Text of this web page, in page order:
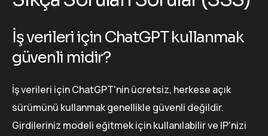
İş verileri için ChatGPT kullanmak
güvenli midir?
İş verileri için ChatGPT'nin ücretsiz, herkese açık
sürümünü kullanmak genellikle güvenli değildir.
Girdileriniz modeli eğitmek için kullanılabilir ve IP'nizi